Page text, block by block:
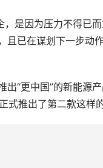
，是因为压力不得已
且已在谋划下一步动
出“更中国”的新能源
式推出了第二款这样